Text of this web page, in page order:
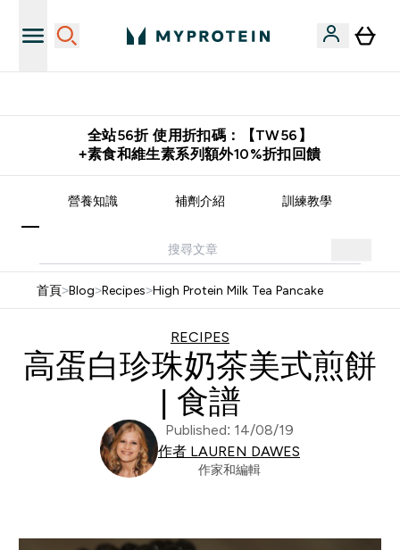
全站56折 使用折扣碼：【TW56】
+素食和維生素系列額外10%折扣回饋
營養知識 補劑介紹 訓練教學
首頁>Blog>Recipes>High Protein Milk Tea Pancake
RECIPES
高蛋白珍珠奶茶美式煎餅
| 食譜
Published: 14/08/19
作者 LAUREN DAWES
作家和編輯